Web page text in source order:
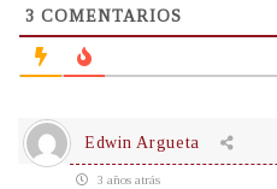
3 COMENTARIOS
Edwin Argueta
3 años atrás